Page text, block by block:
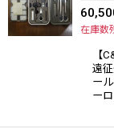
在庫数
【
遠
ー
ー